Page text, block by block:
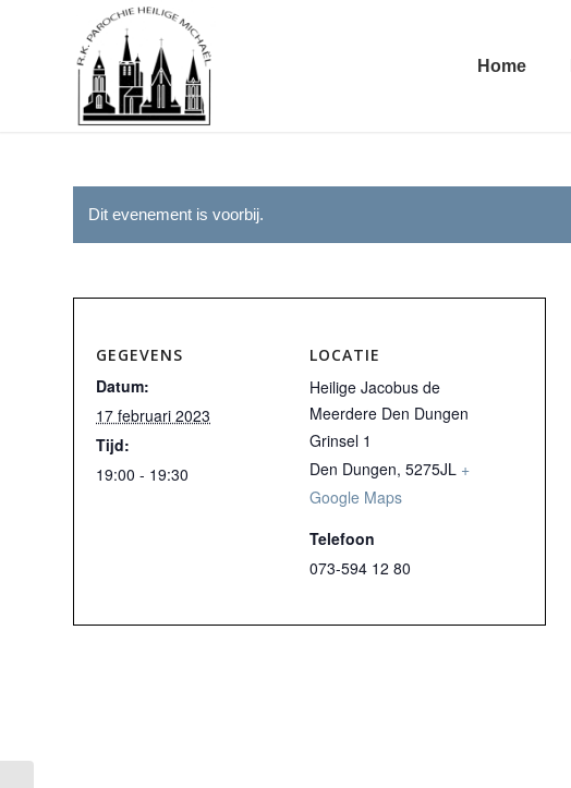
Home
Dit evenement is voorbij.
GEGEVENS
Datum:
17 februari 2023
Tijd:
19:00 - 19:30
LOCATIE
Heilige Jacobus de
Meerdere Den Dungen
Grinsel 1
Den Dungen, 5275JL +
Google Maps
Telefoon
073-594 12 80